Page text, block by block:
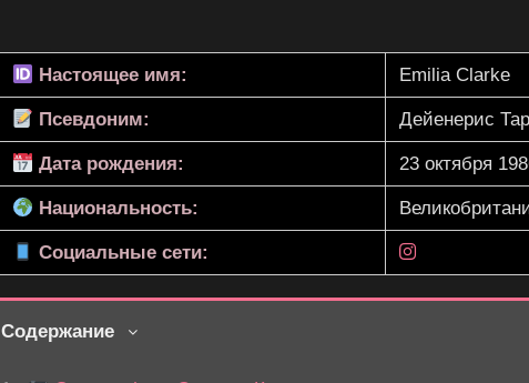
Настоящее имя: Emilia Clarke
Псевдоним: Дейенерис
Дата рождения: 23 октября
Национальность:
Социальные сети:
Содержание